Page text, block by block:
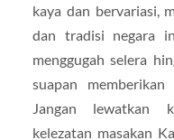
kaya dan bervariasi,
dan tradisi negara
menggugah selera
suapan
Jangan lewatkan
kelezatan masakan